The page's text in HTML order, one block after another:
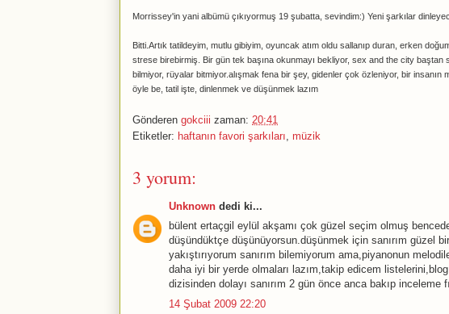
Morrissey'in yani albümü çıkıyormuş 19 şubatta, sevindim:) Yeni şarkılar
Bitti.Artık tatildeyim, mutlu gibiyim, oyuncak atım oldu sallanıp duran, erken
strese birebirmiş. Bir gün tek başına okunmayı bekliyor, sex and the city
bilmiyor, rüyalar bitmiyor.alışmak fena bir şey, gidenler çok özleniyor, bir
öyle be, tatil işte, dinlenmek ve düşünmek lazım
Gönderen gokciii zaman: 20:41
Etiketler: haftanın favori şarkıları müzik
3 yorum:
Unknown dedi ki...
bülent ertaçgil eylül akşamı çok güzel seçim olmuş
düşündüktçe düşünüyorsun.düşünmek için sanırım güzel
yakıştırıyorum sanırım bilemiyorum ama,piyanonun
daha iyi bir yerde olmaları lazım,takip edicem
dizisinden dolayı sanırım 2 gün önce anca bakıp inceleme
14 Şubat 2009 22:20